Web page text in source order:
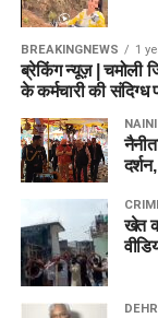
BREAKINGNEWS 1
ब्रेकिंग न्यूज़ | चमोली
के कर्मचारी की संदिग्ध
खेत